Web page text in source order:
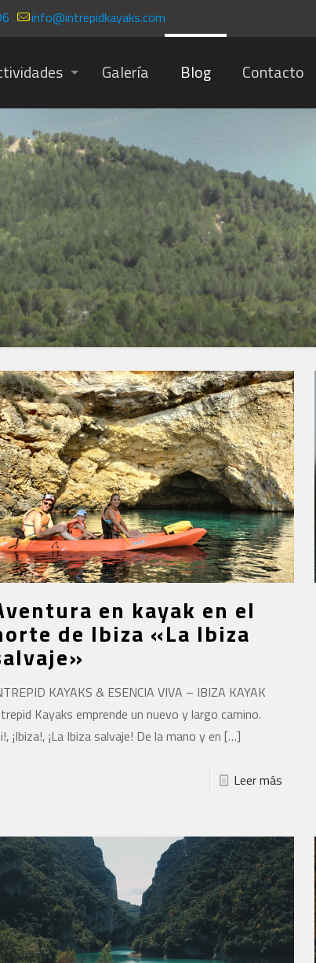
info@intrepidkayaks.com
Galería Blog Contacto
en kayak en el
de Ibiza «La Ibiza
KAYAKS & ESENCIA VIVA – IBIZA KAYAK
Kayaks emprende un nuevo y largo camino.
¡Ibiza!, ¡La Ibiza salvaje! De la mano y en […]
Leer más